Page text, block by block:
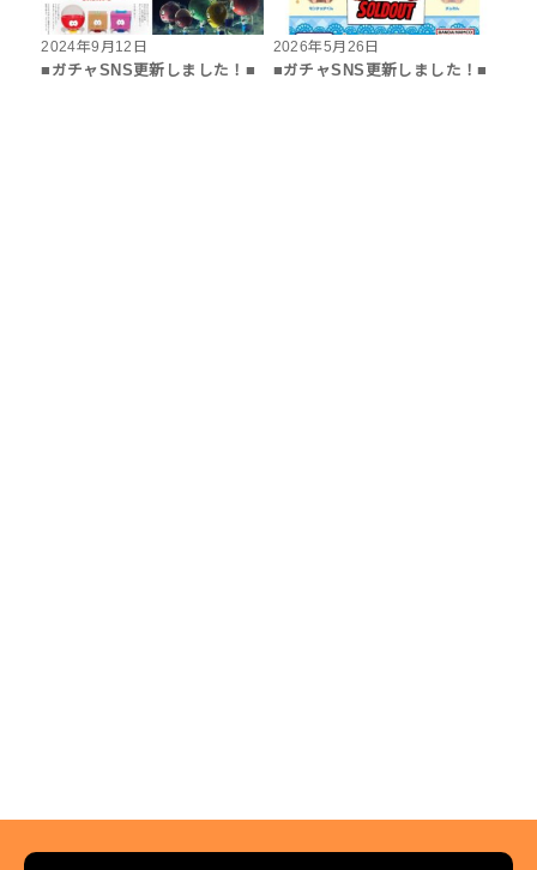
2024年9月12日
■ガチャSNS更新しました！■
2026年5月26日
■ガチャSNS更新しました！■